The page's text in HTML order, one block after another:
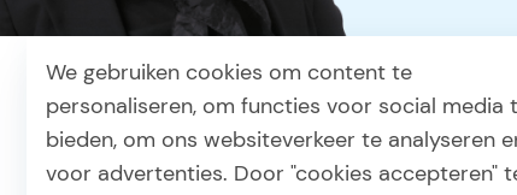
Categorieën
We gebruiken cookies om content te
personaliseren, om functies voor social media
bieden, om ons websiteverkeer te analyseren
voor advertenties. Door "cookies accepteren"